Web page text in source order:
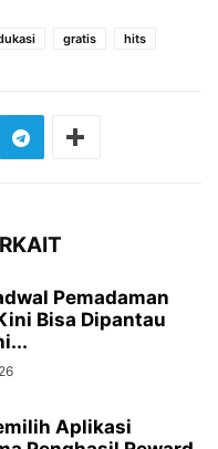
gratis hits
Pemadaman
Bisa Dipantau
Aplikasi